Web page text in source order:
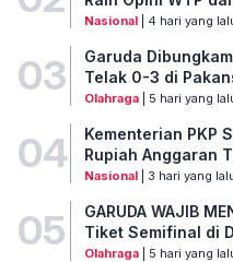
Nasional| 4 hari yang
03
Garuda
Telak 0-3 di
Olahraga| 5 hari yang
04
Kementerian PKP
Rupiah Anggaran
Nasional| 3 hari yang
05
GARUDA WAJIB
Tiket Semifinal di
Olahraga| 5 hari yang